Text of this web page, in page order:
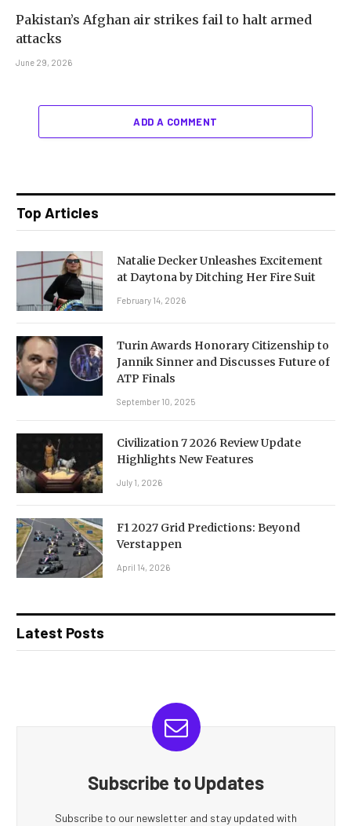
Pakistan’s Afghan air strikes fail to halt armed
attacks
June 29, 2026
ADD A COMMENT
Top Articles
Natalie Decker Unleashes Excitement
at Daytona by Ditching Her Fire Suit
February 14, 2026
Turin Awards Honorary Citizenship to
Jannik Sinner and Discusses Future of
ATP Finals
September 10, 2025
Civilization 7 2026 Review Update
Highlights New Features
July 1, 2026
F1 2027 Grid Predictions: Beyond
Verstappen
April 14, 2026
Latest Posts
Subscribe to Updates
Subscribe to our newsletter and stay updated with